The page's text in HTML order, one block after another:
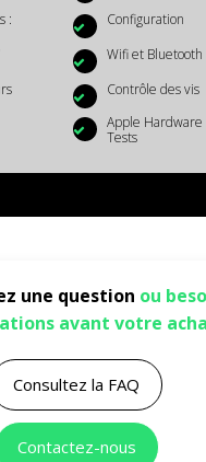
:
Configuration
Wifi et Bluetooth
Contrôle des vis
Apple Hardware
Tests
une question ou
avant votre
Consultez la FAQ
Contactez-nous